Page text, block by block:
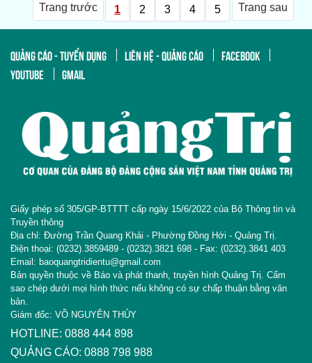
Trang trước 1 2 3 4 5 Trang sau
QUẢNG CÁO - TUYỂN DỤNG LIÊN HỆ - QUẢNG CÁO
FACEBOOK
YOUTUBE
GMAIL
Giấy phép số 305/GP-BTTTT cấp ngày 15/6/2022 của Bộ Thông tin và
Truyền thông
Địa chỉ: Đường Trần Quang Khải - Phường Đồng Hới - Quảng Trị.
Điện thoại: (0232).3859489 - (0232).3821 698 - Fax: (0232).3841 403
Email: baoquangtridientu@gmail.com
Bản quyền thuộc về Báo và phát thanh, truyền hình Quảng Trị. Cấm
sao chép dưới mọi hình thức nếu không có sự chấp thuận bằng văn
bản.
Giám đốc: VÕ NGUYÊN THỦY
HOTLINE: 0888 444 898
QUẢNG CÁO: 0888 798 988